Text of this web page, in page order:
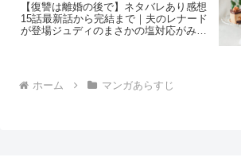
【復讐は離婚の後で】ネタバレあり感想
15話最新話から完結まで｜夫のレナード
が登場ジュディのまさかの塩対応がみど
ホーム マンガあらすじ